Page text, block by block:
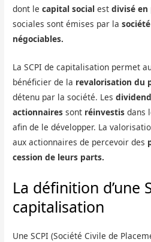
dont le capital social estdivisé en
sociales sont émises par lasociété
négociables.
La SCPI de capitalisation permet
bénéficier de la revalorisation du
détenu par la société. Les
actionnaires sont réinvestis dans
afin de le développer. La
aux actionnaires de percevoir des
cession de leurs parts.
La définition d’une
capitalisation
Une SCPI (Société Civile de